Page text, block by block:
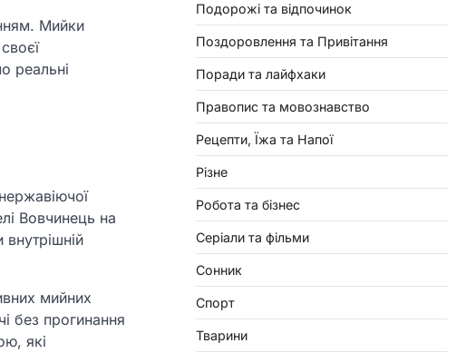
Мийки
реальні
Вовчинець на
мийних
без прогинання
які
Подорожі та відпочинок
Поздоровлення та Привітання
Поради та лайфхаки
Правопис та мовознавство
Рецепти, Їжа та Напої
Різне
Робота та бізнес
Серіали та фільми
Сонник
Спорт
Тварини